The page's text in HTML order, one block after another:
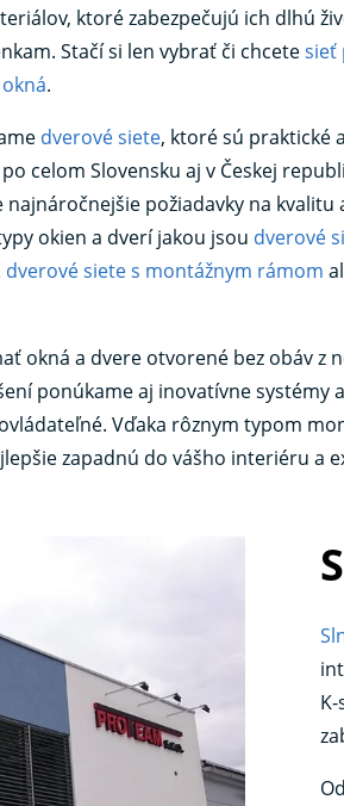
ktoré zabezpečujú ich dlhú
Stačí si len vybrať či chcetesieť
.
dverové siete, ktoré sú praktické
celom Slovensku aj v Českej
požiadavky na kvalitu
okien a dverí jakou jsou dverové
dverové siete s montážnym rámom
okná a dvere otvorené bez obáv z
ponúkame aj inovatívne systémy
Vďaka rôznym typom
zapadnú do vášho interiéru a